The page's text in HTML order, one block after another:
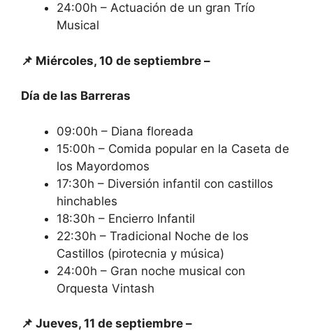
24:00h – Actuación de un gran Trío
Musical
📌 Miércoles, 10 de septiembre –
Día de las Barreras
09:00h – Diana floreada
15:00h – Comida popular en la Caseta de
los Mayordomos
17:30h – Diversión infantil con castillos
hinchables
18:30h – Encierro Infantil
22:30h – Tradicional Noche de los
Castillos (pirotecnia y música)
24:00h – Gran noche musical con
Orquesta Vintash
📌 Jueves, 11 de septiembre –